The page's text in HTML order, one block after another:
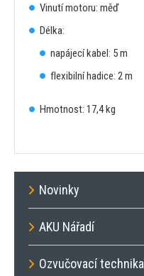
Vinutí motoru: měď
Délka:
napájecí kabel: 5 m
flexibilní hadice: 2 m
Hmotnost: 17,4 kg
Novinky
AKU Nářadí
Ozvučovací technika